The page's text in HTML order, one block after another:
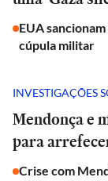
EUA
cúpula militar
INVESTIGAÇÕES
Mendonça e
para
Crise com